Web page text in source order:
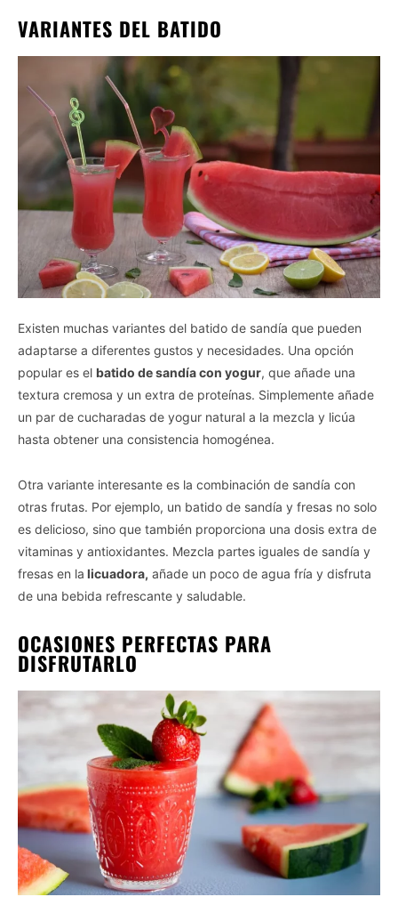
VARIANTES DEL BATIDO
Existen muchas variantes del batido de sandía que pueden
adaptarse a diferentes gustos y necesidades. Una opción
popular es el batido de sandía con yogur, que añade una
textura cremosa y un extra de proteínas. Simplemente añade
un par de cucharadas de yogur natural a la mezcla y licúa
hasta obtener una consistencia homogénea.
Otra variante interesante es la combinación de sandía con
otras frutas. Por ejemplo, un batido de sandía y fresas no solo
es delicioso, sino que también proporciona una dosis extra de
vitaminas y antioxidantes. Mezcla partes iguales de sandía y
fresas en la licuadora, añade un poco de agua fría y disfruta
de una bebida refrescante y saludable.
OCASIONES PERFECTAS PARA
DISFRUTARLO